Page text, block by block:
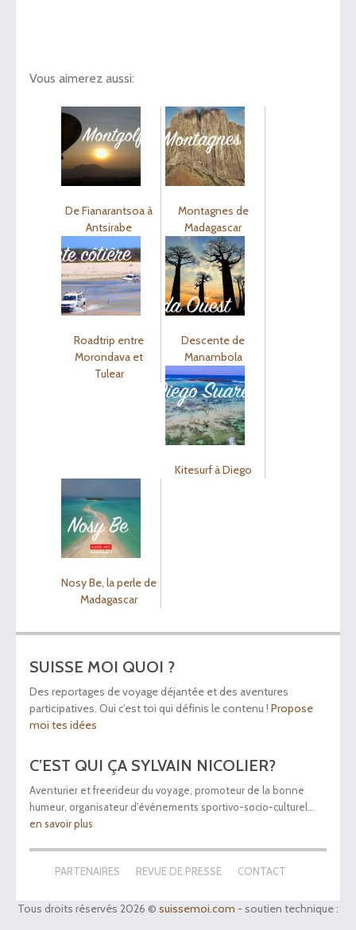
Vous aimerez aussi:
De Fianarantsoa à
Antsirabe
Montagnes de
Madagascar
Roadtrip entre
Morondava et
Tulear
Descente de
Manambola
Kitesurf à Diego
Nosy Be, la perle de
Madagascar
SUISSE MOI QUOI ?
Des reportages de voyage déjantée et des aventures
participatives. Oui c’est toi qui définis le contenu ! Propose
moi tes idées
C’EST QUI ÇA SYLVAIN NICOLIER?
Aventurier et freerideur du voyage, promoteur de la bonne
humeur, organisateur d'événements sportivo-socio-culturel...
en savoir plus
PARTENAIRES REVUE DE PRESSE CONTACT
Tous droits réservés 2026 © suissemoi.com - soutien technique :